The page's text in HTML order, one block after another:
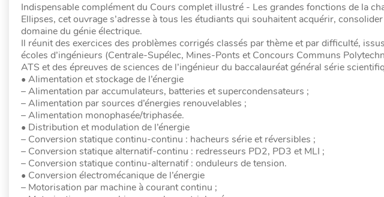
Indispensable complément du Cours complet illustré - Les grandes fonctions de la
Ellipses, cet ouvrage s’adresse à tous les étudiants qui souhaitent acquérir,
domaine du génie électrique.
Il réunit des exercices des problèmes corrigés classés par thème et par difficulté,
écoles d’ingénieurs (Centrale-Supélec, Mines-Ponts et Concours Communs
ATS et des épreuves de sciences de l’ingénieur du baccalauréat général série
• Alimentation et stockage de l’énergie
– Alimentation par accumulateurs, batteries et supercondensateurs ;
– Alimentation par sources d’énergies renouvelables ;
– Alimentation monophasée/triphasée.
• Distribution et modulation de l’énergie
– Conversion statique continu-continu : hacheurs série et réversibles ;
– Conversion statique alternatif-continu : redresseurs PD2, PD3 et MLI ;
– Conversion statique continu-alternatif : onduleurs de tension.
• Conversion électromécanique de l’énergie
– Motorisation par machine à courant continu ;